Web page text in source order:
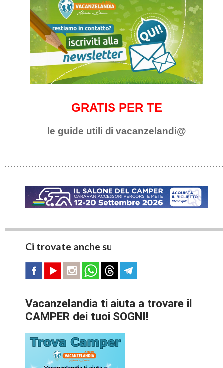
GRATIS PER TE
le guide utili di vacanzelandi@
Ci trovate anche su
Vacanzelandia ti aiuta a trovare il
CAMPER dei tuoi SOGNI!